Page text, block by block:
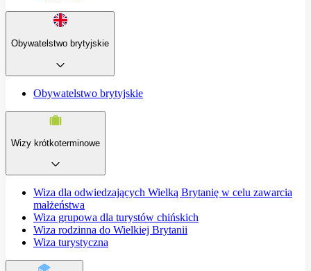
Obywatelstwo brytyjskie
Obywatelstwo brytyjskie
Wizy krótkoterminowe
Wiza dla odwiedzających Wielką Brytanię w celu zawarcia
małżeństwa
Wiza grupowa dla turystów chińskich
Wiza rodzinna do Wielkiej Brytanii
Wiza turystyczna